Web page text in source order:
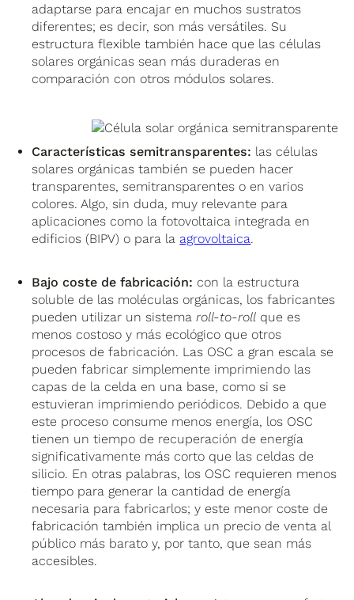
adaptarse para encajar en muchos sustratos
diferentes; es decir, son más versátiles. Su
estructura flexible también hace que las células
solares orgánicas sean más duraderas en
comparación con otros módulos solares.
Características semitransparentes: las células
solares orgánicas también se pueden hacer
transparentes, semitransparentes o en varios
colores. Algo, sin duda, muy relevante para
aplicaciones como la fotovoltaica integrada en
edificios (BIPV) o para la agrovoltaica.
Bajo coste de fabricación: con la estructura
soluble de las moléculas orgánicas, los fabricantes
pueden utilizar un sistemaroll-to-roll que es
menos costoso y más ecológico que otros
procesos de fabricación. Las OSC a gran escala se
pueden fabricar simplemente imprimiendo las
capas de la celda en una base, como si se
estuvieran imprimiendo periódicos. Debido a que
este proceso consume menos energía, los OSC
tienen un tiempo de recuperación de energía
significativamente más corto que las celdas de
silicio. En otras palabras, los OSC requieren menos
tiempo para generar la cantidad de energía
necesaria para fabricarlos; y este menor coste de
fabricación también implica un precio de venta al
público más barato y, por tanto, que sean más
accesibles.